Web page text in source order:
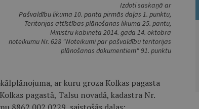
Izdoti saskaņā ar
Pašvaldību likuma 10. panta pirmās daļas 1. punktu,
Teritorijas attīstības plānošanas likuma 25. pantu,
Ministru kabineta 2014. gada 14. oktobra
noteikumu Nr. 628 "Noteikumi par pašvaldību teritorijas
plānošanas dokumentiem" 91. punktu
ar kuru groza Kolkas pagasta
pagastā, Talsu novadā, kadastra Nr.